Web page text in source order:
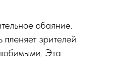
обаяние.
зрителей
Эта